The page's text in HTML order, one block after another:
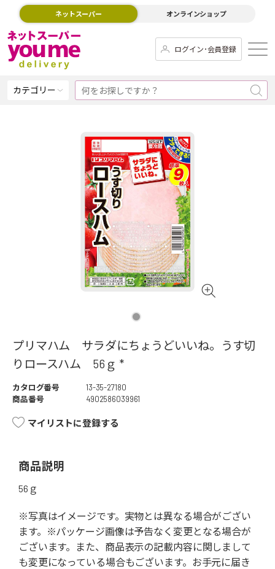
ネットスーパー オンラインショップ
ログイン･会員登録
カテゴリー
プリマハム サラダにちょうどいいね。うす切
りロースハム 56ｇ *
カタログ番号
13-35-27180
商品番号
4902586039961
マイリストに登録する
商品説明
56ｇ
※写真はイメージです。実物とは異なる場合がござい
ます。※パッケージ画像は予告なく変更となる場合が
ございます。また、商品表示の記載内容に関しまして
も変更になっている場合もございます。お手元に届き